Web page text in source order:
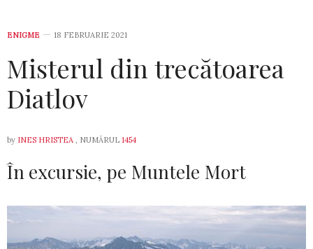
ENIGME 18 FEBRUARIE 2021
Misterul din trecătoarea
Diatlov
by INES HRISTEA , NUMĂRUL 1454
În excursie, pe Muntele Mort